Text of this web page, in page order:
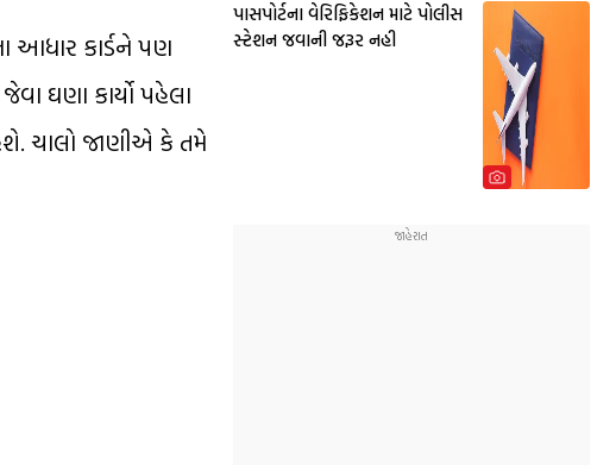
આધાર કાર્ડને પણ
ઘણા કાર્યો પહેલા
ચાલો જાણીએ કે તમે
પાસપોર્ટના વેરિફિકેશન માટે પોલીસ
સ્ટેશન જવાની જરૂર નહી